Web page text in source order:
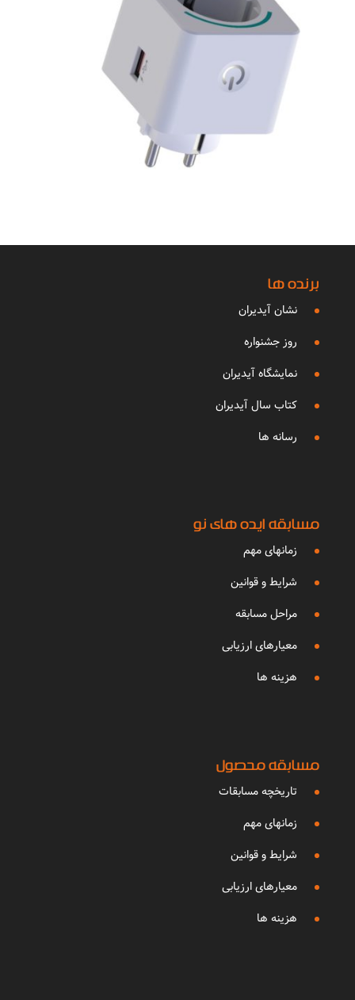
برنده ها
نشان آیدیران
روز جشنواره
نمایشگاه آیدیران
کتاب سال آیدیران
رسانه ها
مسابقه ایده های نو
زمانهای مهم
شرایط و قوانین
مراحل مسابقه
معیارهای ارزیابی
هزینه ها
مسابقه محصول
تاریخچه مسابقات
زمانهای مهم
شرایط و قوانین
معیارهای ارزیابی
هزینه ها